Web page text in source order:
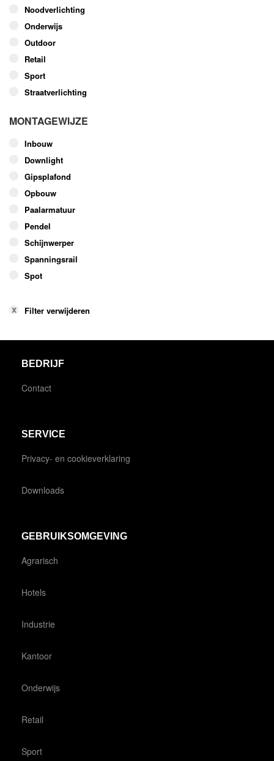
Noodverlichting
Onderwijs
Outdoor
Retail
Sport
Straatverlichting
MONTAGEWIJZE
Inbouw
Downlight
Gipsplafond
Opbouw
Paalarmatuur
Pendel
Schijnwerper
Spanningsrail
Spot
Filter verwijderen
BEDRIJF
Contact
SERVICE
Privacy- en cookieverklaring
Downloads
GEBRUIKSOMGEVING
Agrarisch
Hotels
Industrie
Kantoor
Onderwijs
Retail
Sport